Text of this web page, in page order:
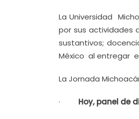
La Universidad
por sus actividades
sustantivos;
México al entregar
La Jornada
· Hoy, panel de